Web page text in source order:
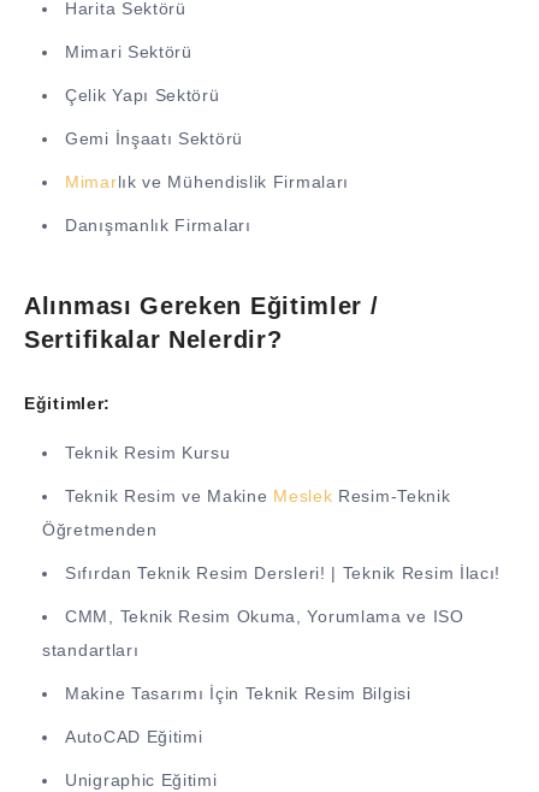
Harita Sektörü
Mimari Sektörü
Çelik Yapı Sektörü
Gemi İnşaatı Sektörü
Mimarlık ve Mühendislik Firmaları
Danışmanlık Firmaları
Alınması Gereken Eğitimler /
Sertifikalar Nelerdir?
Eğitimler:
Teknik Resim Kursu
Teknik Resim ve Makine Meslek Resim-Teknik
Öğretmenden
Sıfırdan Teknik Resim Dersleri! | Teknik Resim İlacı!
CMM, Teknik Resim Okuma, Yorumlama ve ISO
standartları
Makine Tasarımı İçin Teknik Resim Bilgisi
AutoCAD Eğitimi
Unigraphic Eğitimi